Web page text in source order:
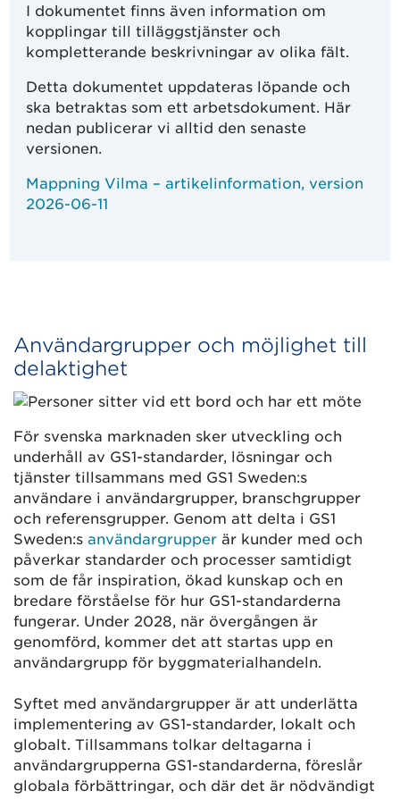
I dokumentet finns även information om
kopplingar till tilläggstjänster och
kompletterande beskrivningar av olika fält.
Detta dokumentet uppdateras löpande och
ska betraktas som ett arbetsdokument. Här
nedan publicerar vi alltid den senaste
versionen.
Mappning Vilma – artikelinformation, version
2026-06-11
Användargrupper och möjlighet till
delaktighet
För svenska marknaden sker utveckling och
underhåll av GS1-standarder, lösningar och
tjänster tillsammans med GS1 Sweden:s
användare i användargrupper, branschgrupper
och referensgrupper. Genom att delta i GS1
Sweden:s användargrupper är kunder med och
påverkar standarder och processer samtidigt
som de får inspiration, ökad kunskap och en
bredare förståelse för hur GS1-standarderna
fungerar. Under 2028, när övergången är
genomförd, kommer det att startas upp en
användargrupp för byggmaterialhandeln.
Syftet med användargrupper är att underlätta
implementering av GS1-standarder, lokalt och
globalt. Tillsammans tolkar deltagarna i
användargrupperna GS1-standarderna, föreslår
globala förbättringar, och där det är nödvändigt